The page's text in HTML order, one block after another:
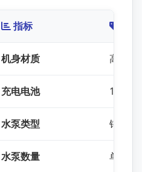
指标
机身材质 高强度
充电电池 12V高
水泵类型 铜芯高
水泵数量 单泵